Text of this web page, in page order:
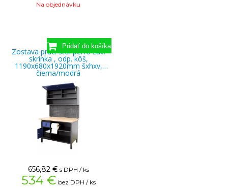
Na objednávku
Zostava prac. stôl perfo záv.
skrinka , odp. kôš,
1190x680x1920mm šxhxv,
čierna/modrá
656,82 € s DPH / ks
534 € bez DPH / ks